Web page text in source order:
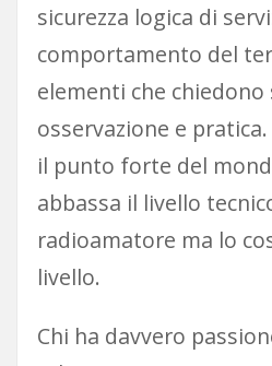
sicurezza logica di
comportamento del
elementi che
osservazione e
il punto forte del
abbassa il livello
radioamatore ma lo
livello.
Chi ha davvero